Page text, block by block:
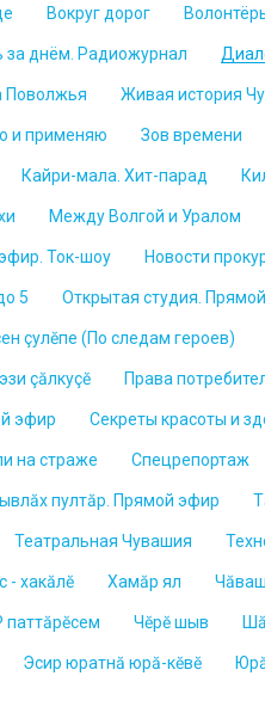
Вокруг дорог
за днём. Радиожурнал
Живая история
и применяю Зов времени
Кайри-мала. Хит-парад
Между Волгой и Уралом
Ток-шоу Новости
5 Открытая студия.
çулĕпе (По следам героев)
çăлкуçӗ Права
эфир Секреты красоты и
на страже Спецрепортаж
пултӑр. Прямой эфир
Театральная Чувашия
- хакăлĕ Хамăр ял
Чĕрĕ шыв
Эсир юратнă юрă-кĕвĕ